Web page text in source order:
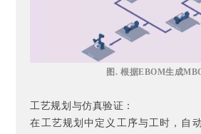
图. 根据EBOM生成
工艺规划与仿真验证：
在工艺规划中定义工序与工时，自